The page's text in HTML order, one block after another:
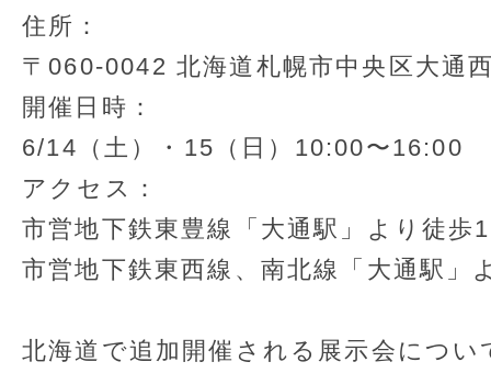
住所：
〒060-0042 北海道札幌市中央区大通
開催日時：
6/14（土）・15（日）10:00〜16:00
アクセス：
市営地下鉄東豊線「大通駅」より徒歩
市営地下鉄東西線、南北線「大通駅」
北海道で追加開催される展示会につい